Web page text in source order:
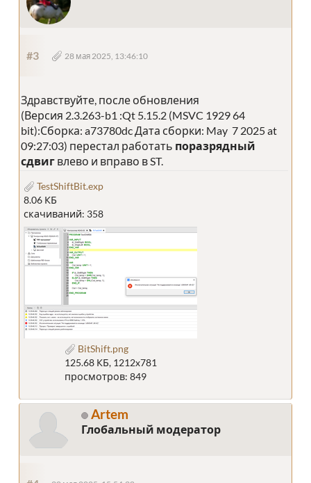
#3 28 мая 2025, 13:46:10
Здравствуйте, после обновления
(Версия 2.3.263-b1 :Qt 5.15.2 (MSVC 1929 64
bit):Сборка: a73780dc Дата сборки: May 7 2025 at
09:27:03) перестал работать поразрядный
сдвиг влево и вправо в ST.
TestShiftBit.exp
8.06 КБ
скачиваний: 358
BitShift.png
125.68 КБ, 1212x781
просмотров: 849
Artem
Глобальный модератор